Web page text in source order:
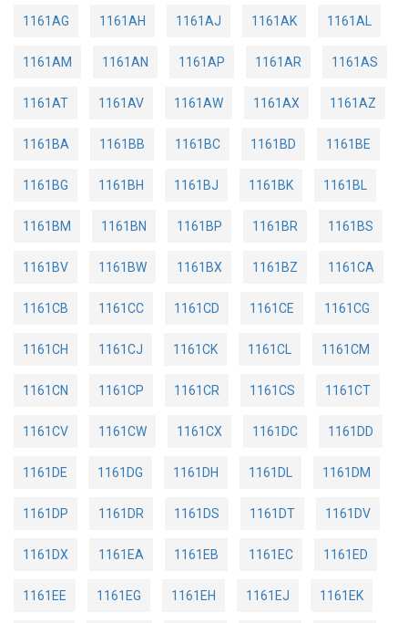
1161AG 1161AH 1161AJ 1161AK 1161AL
1161AM 1161AN 1161AP 1161AR 1161AS
1161AT 1161AV 1161AW 1161AX 1161AZ
1161BA 1161BB 1161BC 1161BD 1161BE
1161BG 1161BH 1161BJ 1161BK 1161BL
1161BM 1161BN 1161BP 1161BR 1161BS
1161BV 1161BW 1161BX 1161BZ 1161CA
1161CB 1161CC 1161CD 1161CE 1161CG
1161CH 1161CJ 1161CK 1161CL 1161CM
1161CN 1161CP 1161CR 1161CS 1161CT
1161CV 1161CW 1161CX 1161DC 1161DD
1161DE 1161DG 1161DH 1161DL 1161DM
1161DP 1161DR 1161DS 1161DT 1161DV
1161DX 1161EA 1161EB 1161EC 1161ED
1161EE 1161EG 1161EH 1161EJ 1161EK